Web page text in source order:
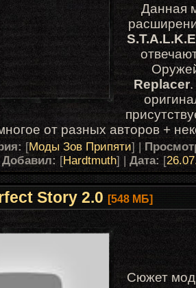
Данная
Replacer.
от разных авторов +
[Моды Зов Припяти] |
Добавил: [Hardtmuth] | Дата: [
Story 2.0 [548 МБ]
Сюжет